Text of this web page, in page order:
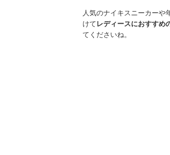
人気のナイキスニーカーや
けてレディースにおすすめ
てくださいね。